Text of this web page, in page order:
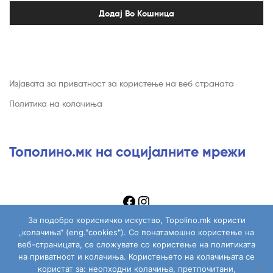
Додај Во Кошница
Изјавата за приватност за користење на веб страната
Политика на колачиња
Тополино.мк на социјалните мрежи
Topolino.mk
За подобро корисничко искуство, Topolino.mk користи
„колачиња“ (eng."cookies"). Со понатамошно користење на
веб-страницата, се сложувате со користење на политиката
на приватност и колачиња. Користењето на колачињата се
користат за: неопходни колачиња, претпочитани,